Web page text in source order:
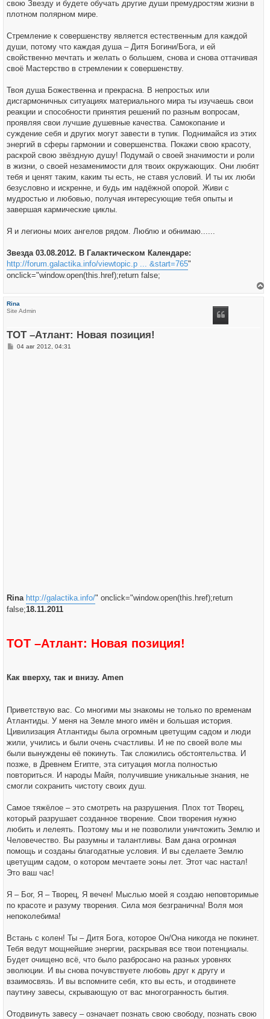
свою Звезду и будете обучать другие души премудростям жизни в
плотном полярном мире.
Стремление к совершенству является естественным для каждой
души, потому что каждая душа – Дитя Богини/Бога, и ей
свойственно мечтать и желать о большем, снова и снова оттачивая
своё Мастерство в стремлении к совершенству.
Твоя душа Божественна и прекрасна. В непростых или
дисгармоничных ситуациях материального мира ты изучаешь свои
реакции и способности принятия решений по разным вопросам,
проявляя свои лучшие душевные качества. Самокопание и
суждение себя и других могут завести в тупик. Поднимайся из этих
энергий в сферы гармонии и совершенства. Покажи свою красоту,
раскрой свою звёздную душу! Подумай о своей значимости и роли
в жизни, о своей незаменимости для твоих окружающих. Они любят
тебя и ценят таким, каким ты есть, не ставя условий. И ты их люби
безусловно и искренне, и будь им надёжной опорой. Живи с
мудростью и любовью, получая интересующие тебя опыты и
завершая кармические циклы.
Я и легионы моих ангелов рядом. Люблю и обнимаю......
Звезда 03.08.2012. В Галактическом Календаре:
http://forum.galactika.info/viewtopic.p ... &start=765"
onclick="window.open(this.href);return false;
Rina
Site Admin
ТОТ –Атлант: Новая позиция!
С04 авг 2012, 04:31
Rina http://galactika.info/" onclick="window.open(this.href);return
false;18.11.2011
ТОТ –Атлант: Новая позиция!
Как вверху, так и внизу. Amen
Приветствую вас. Со многими мы знакомы не только по временам
Атлантиды. У меня на Земле много имён и большая история.
Цивилизация Атлантиды была огромным цветущим садом и люди
жили, учились и были очень счастливы. И не по своей воле мы
были вынуждены её покинуть. Так сложились обстоятельства. И
позже, в Древнем Египте, эта ситуация могла полностью
повториться. И народы Майя, получившие уникальные знания, не
смогли сохранить чистоту своих душ.
Самое тяжёлое – это смотреть на разрушения. Плох тот Творец,
который разрушает созданное творение. Свои творения нужно
любить и лелеять. Поэтому мы и не позволили уничтожить Землю и
Человечество. Вы разумны и талантливы. Вам дана огромная
помощь и созданы благодатные условия. И вы сделаете Землю
цветущим садом, о котором мечтаете эоны лет. Этот час настал!
Это ваш час!
Я – Бог, Я – Творец, Я вечен! Мыслью моей я создаю неповторимые
по красоте и разуму творения. Сила моя безгранична! Воля моя
непоколебима!
Встань с колен! Ты – Дитя Бога, которое Он/Она никогда не покинет.
Тебя ведут мощнейшие энергии, раскрывая все твои потенциалы.
Будет очищено всё, что было разбросано на разных уровнях
эволюции. И вы снова почувствуете любовь друг к другу и
взаимосвязь. И вы вспомните себя, кто вы есть, и отодвинете
паутину завесы, скрывающую от вас многогранность бытия.
Отодвинуть завесу – означает познать свою свободу, познать свою